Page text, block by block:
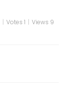
| Votes 1 | Views 9